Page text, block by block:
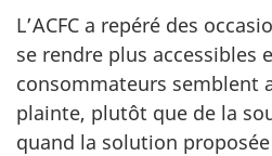
L’ACFC a repéré des
se rendre plus accessibles
consommateurs semblent
plainte, plutôt que de la
quand la solution